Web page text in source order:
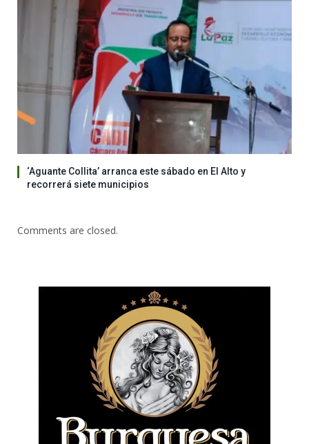
‘Aguante Collita’ arranca este sábado en El Alto y
recorrerá siete municipios
Comments are closed.